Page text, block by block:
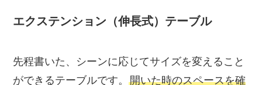
エクステンション（伸長式）テーブル
先程書いた、シーンに応じてサイズを変えること
ができるテーブルです。開いた時のスペースを確